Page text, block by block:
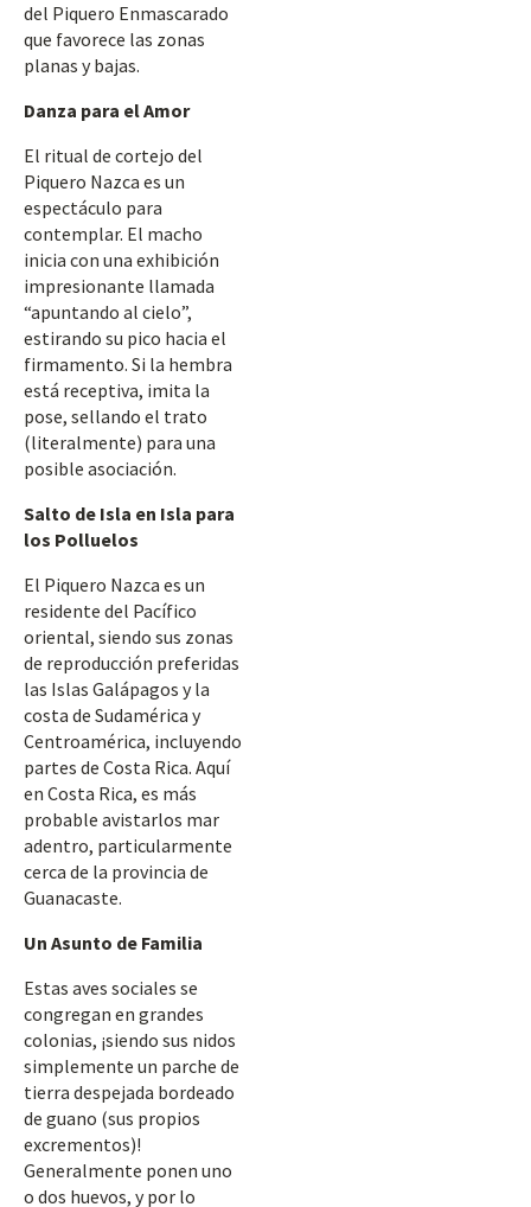
del Piquero Enmascarado
que favorece las zonas
planas y bajas.
Danza para el Amor
El ritual de cortejo del
Piquero Nazca es un
espectáculo para
contemplar. El macho
inicia con una exhibición
impresionante llamada
“apuntando al cielo”,
estirando su pico hacia el
firmamento. Si la hembra
está receptiva, imita la
pose, sellando el trato
(literalmente) para una
posible asociación.
Salto de Isla en Isla para
los Polluelos
El Piquero Nazca es un
residente del Pacífico
oriental, siendo sus zonas
de reproducción preferidas
las Islas Galápagos y la
costa de Sudamérica y
Centroamérica, incluyendo
partes de Costa Rica. Aquí
en Costa Rica, es más
probable avistarlos mar
adentro, particularmente
cerca de la provincia de
Guanacaste.
Un Asunto de Familia
Estas aves sociales se
congregan en grandes
colonias, ¡siendo sus nidos
simplemente un parche de
tierra despejada bordeado
de guano (sus propios
excrementos)!
Generalmente ponen uno
o dos huevos, y por lo